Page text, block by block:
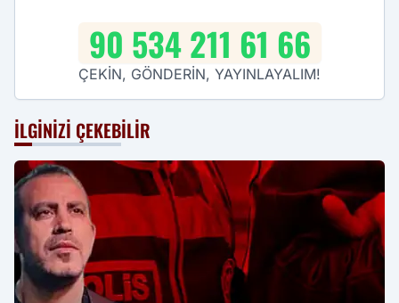
90 534 211 61 66
ÇEKİN, GÖNDERİN, YAYINLAYALIM!
İLGINIZI ÇEKEBILIR